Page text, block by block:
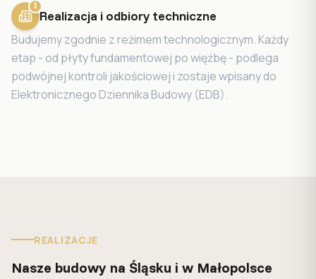
3
Realizacja i odbiory techniczne
Budujemy zgodnie z reżimem technologicznym. Każdy
etap - od płyty fundamentowej po więźbę - podlega
podwójnej kontroli jakościowej i zostaje wpisany do
Elektronicznego Dziennika Budowy (EDB).
REALIZACJE
Nasze budowy na Śląsku i w Małopolsce